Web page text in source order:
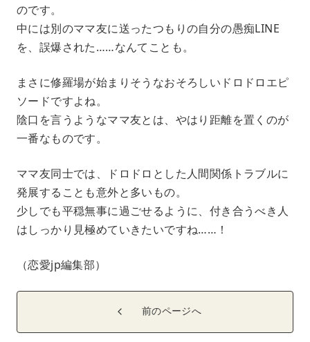
のです。
中には別のママ友に送ったつもりの自分の愚痴LINE
を、誤爆された……なんてことも。
まさに修羅場が始まりそうなおそろしいドロドロエピ
ソードですよね。
陰口を言うようなママ友とは、やはり距離を置くのが
一番なものです。
ママ友同士では、ドロドロとした人間関係トラブルに
発展することも意外と多いもの。
少しでも平穏無事に過ごせるように、付き合うべき人
はしっかり見極めていきたいですね……！
（恋愛jp編集部）
前のページへ